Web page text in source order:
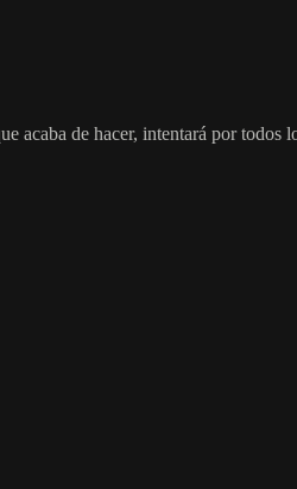
acaba de hacer, intentará por todos